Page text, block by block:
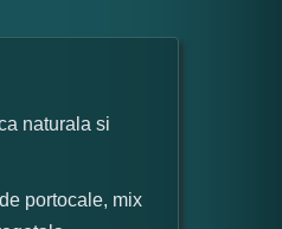
naturala si
portocale, mix